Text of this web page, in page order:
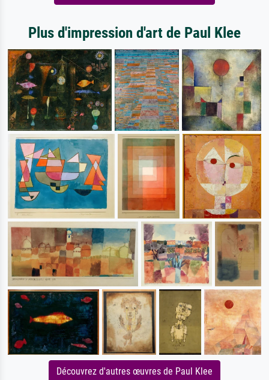
Plus d'impression d'art de Paul Klee
Découvrez d'autres œuvres de Paul Klee